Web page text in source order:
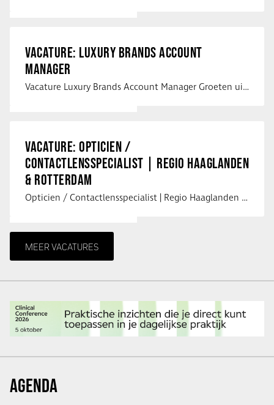
VACATURE: LUXURY BRANDS ACCOUNT
MANAGER
Vacature Luxury Brands Account Manager Groeten uit Spanje! Vanaf mijn …
VACATURE: OPTICIEN /
CONTACTLENSSPECIALIST | REGIO HAAGLANDEN
& ROTTERDAM
Opticien / Contactlensspecialist | Regio Haaglanden & Rotterdam Saludos uit …
MEER VACATURES
AGENDA